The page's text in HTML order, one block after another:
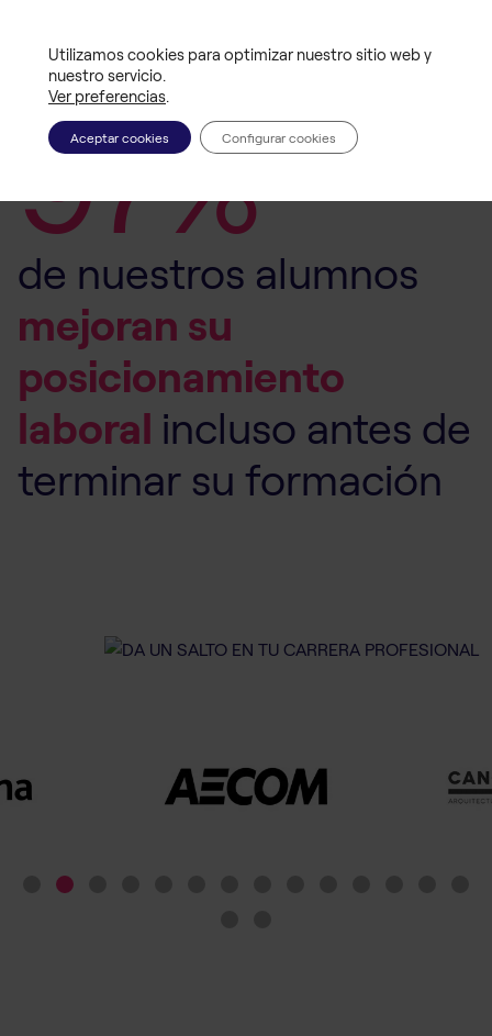
97%
de nuestros alumnos
mejoran su
posicionamiento
laboral incluso antes de
terminar su formación
Utilizamos cookies para optimizar nuestro sitio web y
nuestro servicio.
Ver preferencias.
Aceptar cookies Configurar cookies